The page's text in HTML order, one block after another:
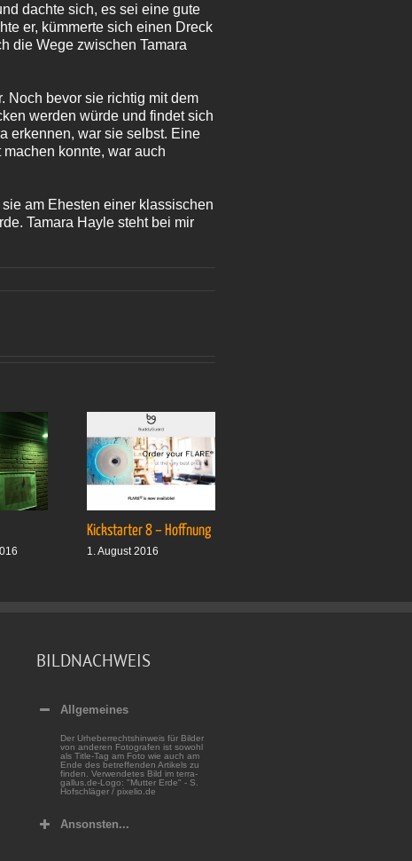
dachte sich, es sei eine gute
er, kümmerte sich einen Dreck
die Wege zwischen Tamara
Noch bevor sie richtig mit dem
werden würde und findet sich
erkennen, war sie selbst. Eine
konnte, war auch
am Ehesten einer klassischen
Tamara Hayle steht bei mir
Kickstarter 8 – Hoffnung
1. August 2016
BILDNACHWEIS
Allgemeines
Der Urheberrechtshinweis für Bilder
von anderen Fotografen ist sowohl
als Title-Tag am Foto wie auch am
Ende des betreffenden Artikels zu
finden. Verwendetes Bild im terra-
gallus.de-Logo: "Mutter Erde" - S.
Hofschläger / pixelio.de
Ansonsten...